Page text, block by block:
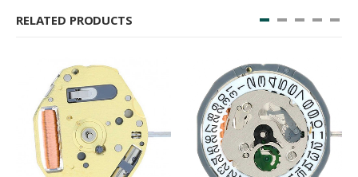
RELATED PRODUCTS